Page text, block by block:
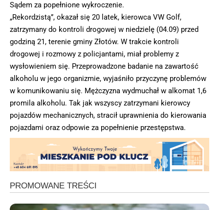
Sądem za popełnione wykroczenie.
„Rekordzistą”, okazał się 20 latek, kierowca VW Golf,
zatrzymany do kontroli drogowej w niedzielę (04.09) przed
godziną 21, terenie gminy Złotów. W trakcie kontroli
drogowej i rozmowy z policjantami, miał problemy z
wysłowieniem się. Przeprowadzone badanie na zawartość
alkoholu w jego organizmie, wyjaśniło przyczynę problemów
w komunikowaniu się. Mężczyzna wydmuchał w alkomat 1,6
promila alkoholu. Tak jak wszyscy zatrzymani kierowcy
pojazdów mechanicznych, stracił uprawnienia do kierowania
pojazdami oraz odpowie za popełnienie przestępstwa.